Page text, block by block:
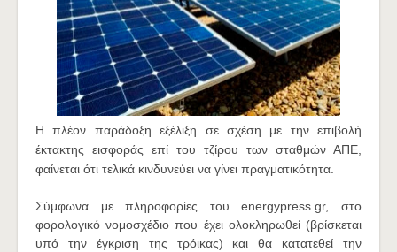
Η πλέον παράδοξη εξέλιξη σε σχέση με την επιβολή
έκτακτης εισφοράς επί του τζίρου των σταθμών ΑΠΕ,
φαίνεται ότι τελικά κινδυνεύει να γίνει πραγματικότητα.
Σύμφωνα με πληροφορίες του energypress.gr, στο
φορολογικό νομοσχέδιο που έχει ολοκληρωθεί (βρίσκεται
υπό την έγκριση της τρόικας) και θα κατατεθεί την